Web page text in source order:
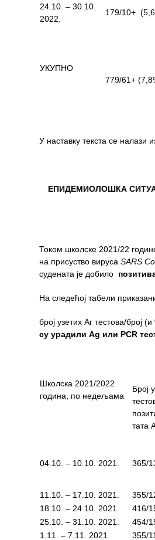
24.10. – 30.10.
2022.
179/10+
УКУПНО
779/61+
У наставку текста се налази
ЕПИДЕМИОЛОШКА
Током школске 2021/22
на присуство вируса SARS
суденaта je добилo
На следећој табели
број узетих Аг тестова/број
су урадили Ag или PCR
Школска 2021/2022
година, по недељама
Број
тата
04.10. – 10.10. 2021. 365/
11.10. – 17.10. 2021. 355/
18.10. – 24.10. 2021.
416/
25.10. – 31.10. 2021.
454/
1.11. – 7.11. 2021.
355/
Финансије
Квалитет
Конкурси
Конкурси
РАДА
ЛЕКАРА
РАДА
Показатељи
квалитета